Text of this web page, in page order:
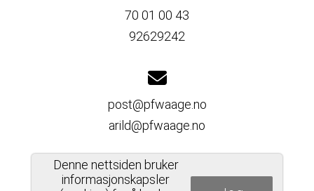
70 01 00 43
92629242
post@pfwaage.no
arild@pfwaage.no
Denne nettsiden bruker
informasjonskapsler